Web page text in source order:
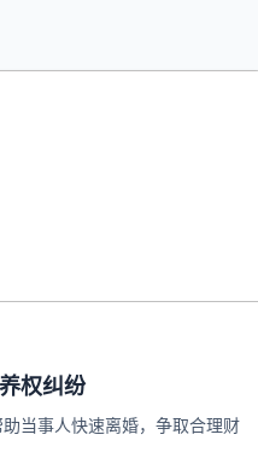
权纠纷
当事人快速离婚，争取合理财